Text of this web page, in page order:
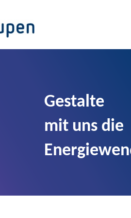
Gestalte
mit uns die